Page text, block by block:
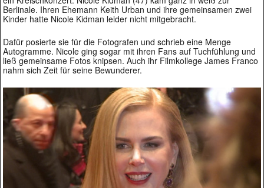
Berlinale. Ihren Ehemann Keith Urban und ihre gemeinsamen zwei
Kinder hatte Nicole Kidman leider nicht mitgebracht.
Dafür posierte sie für die Fotografen und schrieb eine Menge
Autogramme. Nicole ging sogar mit ihren Fans auf Tuchfühlung und
ließ gemeinsame Fotos knipsen. Auch ihr Filmkollege James Franco
nahm sich Zeit für seine Bewunderer.